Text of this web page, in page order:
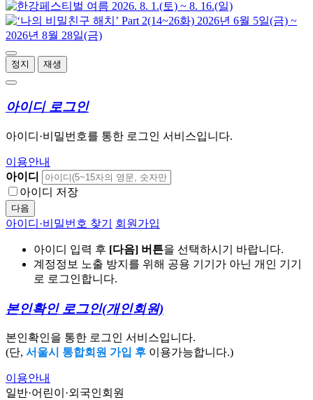
정지 재생
아이디 로그인
아이디·비밀번호를 통한 로그인 서비스입니다.
이용안내
아이디
아이디 저장
다음
아이디·비밀번호 찾기 회원가입
아이디 입력 후 [다음] 버튼을 선택하시기 바랍니다.
계정정보 노출 방지를 위해 공용 기기가 아닌 개인 기기
로 로그인합니다.
본인확인 로그인(개인회원)
본인확인을 통한 로그인 서비스입니다.
(단, 서울시 통합회원 가입 후 이용가능합니다.)
이용안내
일반·어린이·외국인회원